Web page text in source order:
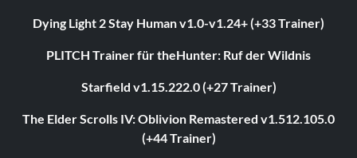
Dying Light 2 Stay Human v1.0-v1.24+ (+33 Trainer)
PLITCH Trainer für theHunter: Ruf der Wildnis
Starfield v1.15.222.0 (+27 Trainer)
The Elder Scrolls IV: Oblivion Remastered v1.512.105.0
(+44 Trainer)